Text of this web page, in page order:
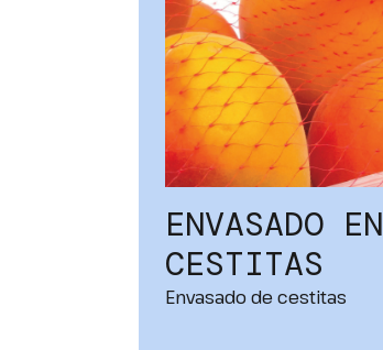
ENVASADO EN
CESTITAS
Envasado de cestitas